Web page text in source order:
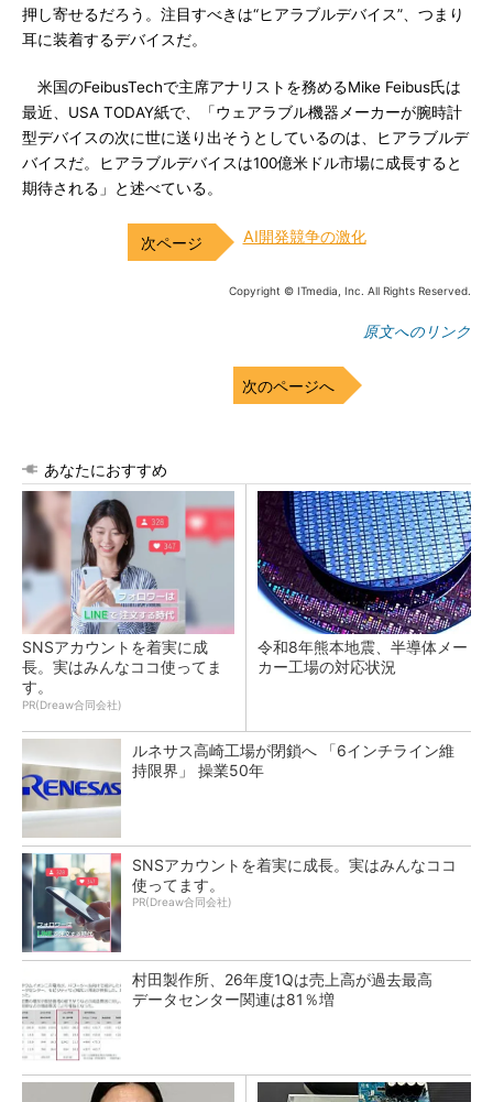
押し寄せるだろう。注目すべきは“ヒアラブルデバイス”、つまり
耳に装着するデバイスだ。
米国のFeibusTechで主席アナリストを務めるMike Feibus氏は
最近、USA TODAY紙で、「ウェアラブル機器メーカーが腕時計
型デバイスの次に世に送り出そうとしているのは、ヒアラブルデ
バイスだ。ヒアラブルデバイスは100億米ドル市場に成長すると
期待される」と述べている。
AI開発競争の激化
Copyright © ITmedia, Inc. All Rights Reserved.
原文へのリンク
次のページへ
あなたにおすすめ
SNSアカウントを着実に成
長。実はみんなココ使ってま
す。
PR(Dreaw合同会社)
令和8年熊本地震、半導体メー
カー工場の対応状況
ルネサス高崎工場が閉鎖へ 「6インチライン維
持限界」 操業50年
SNSアカウントを着実に成長。実はみんなココ
使ってます。
PR(Dreaw合同会社)
村田製作所、26年度1Qは売上高が過去最高
データセンター関連は81％増